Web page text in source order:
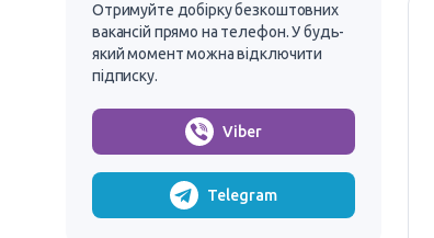
Отримуйте добірку безкоштовних
вакансій прямо на телефон. У будь-
який момент можна відключити
підписку.
Viber
Telegram